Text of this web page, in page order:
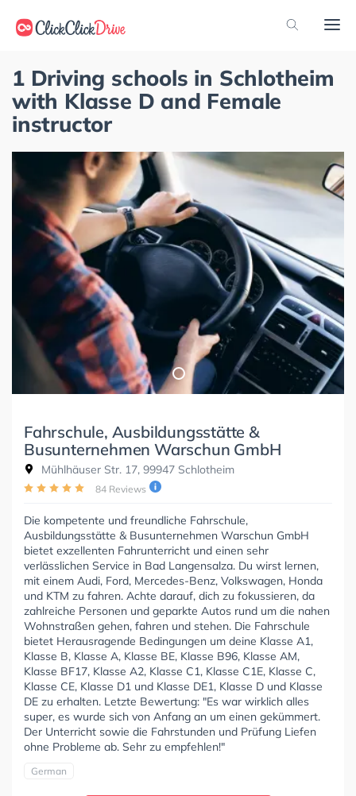
1 Driving schools in Schlotheim
with Klasse D and Female
instructor
Fahrschule, Ausbildungsstätte &
Busunternehmen Warschun GmbH
Mühlhäuser Str. 17, 99947 Schlotheim
84 Reviews
Die kompetente und freundliche Fahrschule,
Ausbildungsstätte & Busunternehmen Warschun GmbH
bietet exzellenten Fahrunterricht und einen sehr
verlässlichen Service in Bad Langensalza. Du wirst lernen,
mit einem Audi, Ford, Mercedes-Benz, Volkswagen, Honda
und KTM zu fahren. Achte darauf, dich zu fokussieren, da
zahlreiche Personen und geparkte Autos rund um die nahen
Wohnstraßen gehen, fahren und stehen. Die Fahrschule
bietet Herausragende Bedingungen um deine Klasse A1,
Klasse B, Klasse A, Klasse BE, Klasse B96, Klasse AM,
Klasse BF17, Klasse A2, Klasse C1, Klasse C1E, Klasse C,
Klasse CE, Klasse D1 und Klasse DE1, Klasse D und Klasse
DE zu erhalten. Letzte Bewertung: "Es war wirklich alles
super, es wurde sich von Anfang an um einen gekümmert.
Der Unterricht sowie die Fahrstunden und Prüfung Liefen
ohne Probleme ab. Sehr zu empfehlen!"
German